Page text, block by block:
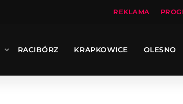
REKLAMA
RACIBÓRZ KRAPKOWICE OLESNO